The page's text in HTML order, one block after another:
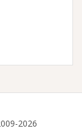
2026